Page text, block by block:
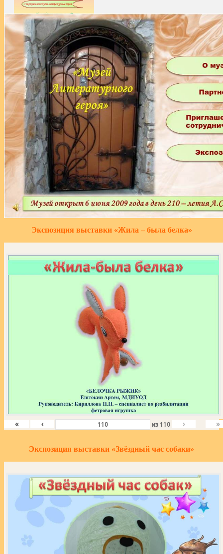
Экспозиция выставки «Жила – была белка»
« ‹ из110 › »
Экспозиция выставки «Звёздный час собаки»